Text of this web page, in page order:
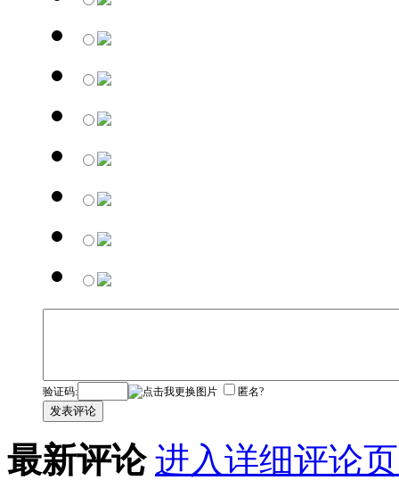
验证码: 匿名?
发表评论
最新评论 进入详细评论